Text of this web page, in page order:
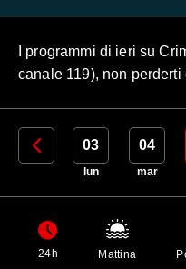
I programmi di ieri su
canale 119), non
02 03
lun
04
mar
24h Mattina